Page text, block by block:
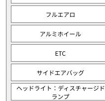
フルエアロ
アルミホイール
ETC
サイドエアバッグ
ヘッドライト：ディスチャージド
ランプ